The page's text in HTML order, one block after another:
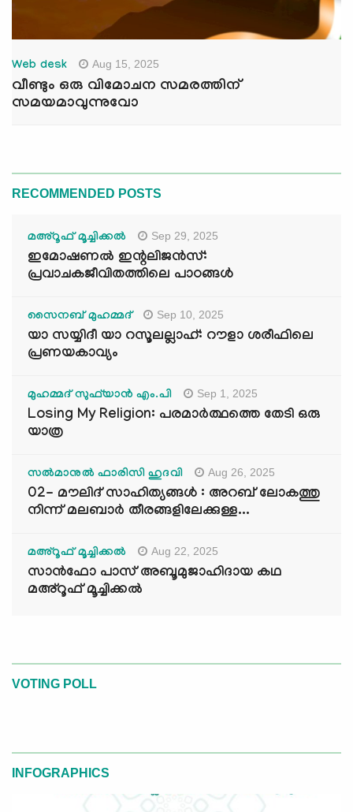
Web desk Aug 15, 2025
വീണ്ടും ഒരു വിമോചന സമരത്തിന്
സമയമാവുന്നുവോ
RECOMMENDED POSTS
മഅ്റൂഫ് മൂച്ചിക്കല്‍ Sep 29, 2025
ഇമോഷണൽ ഇന്റലിജൻസ്:
പ്രവാചകജീവിതത്തിലെ പാഠങ്ങൾ
സൈനബ് മുഹമ്മദ് Sep 10, 2025
യാ സയ്യിദീ യാ റസൂലല്ലാഹ്: റൗളാ ശരീഫിലെ
പ്രണയകാവ്യം
മുഹമ്മദ് സുഫ്‌യാൻ എം.പി Sep 1, 2025
Losing My Religion: പരമാർത്ഥത്തെ തേടി ഒരു
യാത്ര
സൽമാനുൽ ഫാരിസി ഹുദവി Aug 26, 2025
02- മൗലിദ് സാഹിത്യങ്ങൾ : അറബ് ലോകത്തു
നിന്ന് മലബാർ തീരങ്ങളിലേക്കുള്ള...
മഅ്റൂഫ് മൂച്ചിക്കല്‍ Aug 22, 2025
സാൻഫോ പാസ് അബൂമുജാഹിദായ കഥ
മഅ്റൂഫ് മൂച്ചിക്കല്‍
VOTING POLL
INFOGRAPHICS